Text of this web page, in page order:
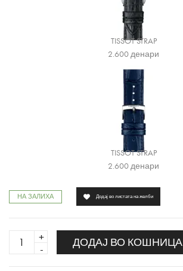
TISSOT STRAP
2.600денари
TISSOT STRAP
2.600денари
НА ЗАЛИХА
SEASTAR
quantity
ДОДАЈ ВО КОШНИЦА
Додај во листата на желби